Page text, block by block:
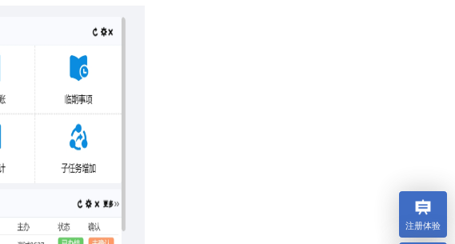
注册体验